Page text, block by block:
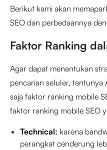
Berikut kami akan
SEO dan perbedaannya
Faktor Ranking
Agar dapat menentukan
pencarian seluler, tentunya
saja faktor ranking mobile
faktor ranking mobile SEO
Technical: karena
perangkat cenderung